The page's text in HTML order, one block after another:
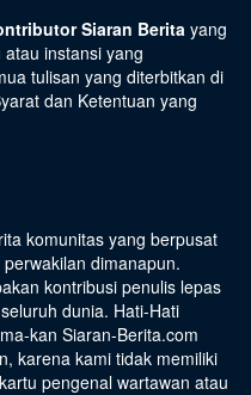
Siaran Berita yang
instansi yang
tulisan yang diterbitkan di
dan Ketentuan yang
komunitas yang berpusat
dimanapun.
kontribusi penulis lepas
dunia. Hati-Hati
kan Siaran-Berita.com
karena kami tidak memiliki
pengenal wartawan atau